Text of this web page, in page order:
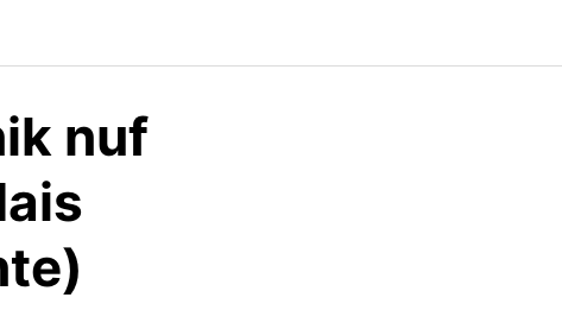
nuf